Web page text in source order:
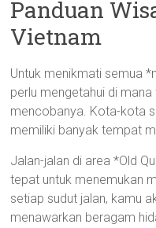
Panduan
Vietnam
Untuk menikmati semua
perlu mengetahui di
mencobanya. Kota-kota
memiliki banyak tempat
Jalan-jalan di area *Old
tepat untuk menemukan
setiap sudut jalan, kamu
menawarkan beragam